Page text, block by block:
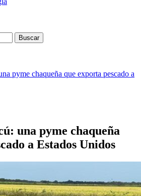
pyme chaqueña que exporta pescado a
una pyme chaqueña
a Estados Unidos